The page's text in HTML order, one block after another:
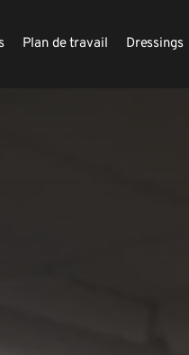
Plan de travail Dressings